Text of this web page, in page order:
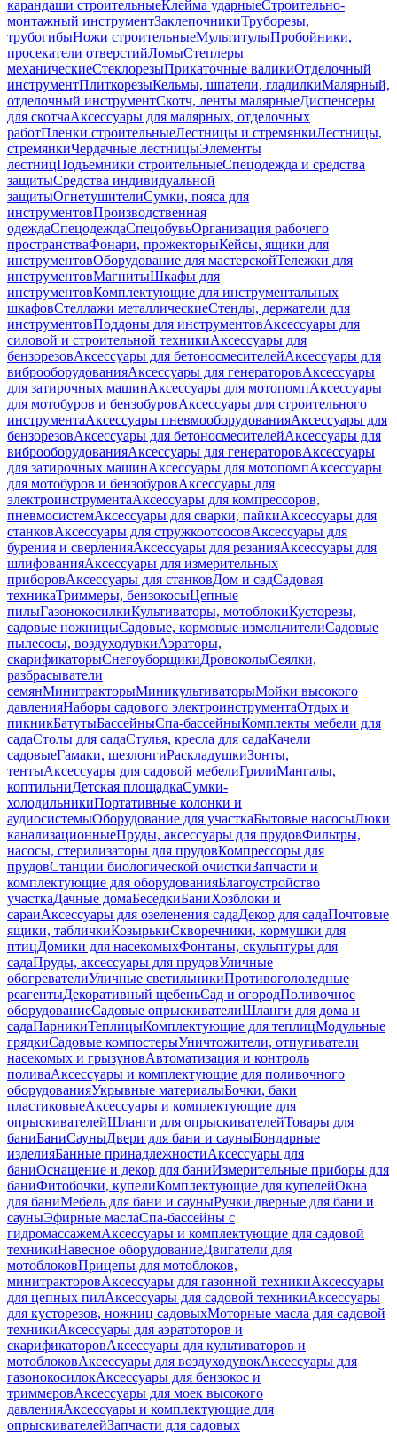
карандаши строительныеКлейма ударныеСтроительно-
монтажный инструментЗаклепочникиТруборезы,
трубогибыНожи строительныеМультитулыПробойники,
просекатели отверстийЛомыСтеплеры
механическиеСтеклорезыПрикаточные валикиОтделочный
инструментПлиткорезыКельмы, шпатели, гладилкиМалярный,
отделочный инструментСкотч, ленты малярныеДиспенсеры
для скотчаАксессуары для малярных, отделочных
работПленки строительныеЛестницы и стремянкиЛестницы,
стремянкиЧердачные лестницыЭлементы
лестницПодъемники строительныеСпецодежда и средства
защитыСредства индивидуальной
защитыОгнетушителиСумки, пояса для
инструментовПроизводственная
одеждаСпецодеждаСпецобувьОрганизация рабочего
пространстваФонари, прожекторыКейсы, ящики для
инструментовОборудование для мастерскойТележки для
инструментовМагнитыШкафы для
инструментовКомплектующие для инструментальных
шкафовСтеллажи металлическиеСтенды, держатели для
инструментовПоддоны для инструментовАксессуары для
силовой и строительной техникиАксессуары для
бензорезовАксессуары для бетоносмесителейАксессуары для
виброоборудованияАксессуары для генераторовАксессуары
для затирочных машинАксессуары для мотопомпАксессуары
для мотобуров и бензобуровАксессуары для строительного
инструментаАксессуары пневмооборудованияАксессуары для
бензорезовАксессуары для бетоносмесителейАксессуары для
виброоборудованияАксессуары для генераторовАксессуары
для затирочных машинАксессуары для мотопомпАксессуары
для мотобуров и бензобуровАксессуары для
электроинструментаАксессуары для компрессоров,
пневмосистемАксессуары для сварки, пайкиАксессуары для
станковАксессуары для стружкоотсосовАксессуары для
бурения и сверленияАксессуары для резанияАксессуары для
шлифованияАксессуары для измерительных
приборовАксессуары для станковДом и садСадовая
техникаТриммеры, бензокосыЦепные
пилыГазонокосилкиКультиваторы, мотоблокиКусторезы,
садовые ножницыСадовые, кормовые измельчителиСадовые
пылесосы, воздуходувкиАэраторы,
скарификаторыСнегоуборщикиДровоколыСеялки,
разбрасыватели
семянМинитракторыМиникультиваторыМойки высокого
давленияНаборы садового электроинструментаОтдых и
пикникБатутыБассейныСпа-бассейныКомплекты мебели для
садаСтолы для садаСтулья, кресла для садаКачели
садовыеГамаки, шезлонгиРаскладушкиЗонты,
тентыАксессуары для садовой мебелиГрилиМангалы,
коптильниДетская площадкаСумки-
холодильникиПортативные колонки и
аудиосистемыОборудование для участкаБытовые насосыЛюки
канализационныеПруды, аксессуары для прудовФильтры,
насосы, стерилизаторы для прудовКомпрессоры для
прудовСтанции биологической очисткиЗапчасти и
комплектующие для оборудованияБлагоустройство
участкаДачные домаБеседкиБаниХозблоки и
сараиАксессуары для озеленения садаДекор для садаПочтовые
ящики, табличкиКозырькиСкворечники, кормушки для
птицДомики для насекомыхФонтаны, скульптуры для
садаПруды, аксессуары для прудовУличные
обогревателиУличные светильникиПротивогололедные
реагентыДекоративный щебеньСад и огородПоливочное
оборудованиеСадовые опрыскивателиШланги для дома и
садаПарникиТеплицыКомплектующие для теплицМодульные
грядкиСадовые компостерыУничтожители, отпугиватели
насекомых и грызуновАвтоматизация и контроль
поливаАксессуары и комплектующие для поливочного
оборудованияУкрывные материалыБочки, баки
пластиковыеАксессуары и комплектующие для
опрыскивателейШланги для опрыскивателейТовары для
баниБаниСауныДвери для бани и сауныБондарные
изделияБанные принадлежностиАксессуары для
баниОснащение и декор для баниИзмерительные приборы для
баниФитобочки, купелиКомплектующие для купелейОкна
для баниМебель для бани и сауныРучки дверные для бани и
сауныЭфирные маслаСпа-бассейны с
гидромассажемАксессуары и комплектующие для садовой
техникиНавесное оборудованиеДвигатели для
мотоблоковПрицепы для мотоблоков,
минитракторовАксессуары для газонной техникиАксессуары
для цепных пилАксессуары для садовой техникиАксессуары
для кусторезов, ножниц садовыхМоторные масла для садовой
техникиАксессуары для аэратоторов и
скарификаторовАксессуары для культиваторов и
мотоблоковАксессуары для воздуходувокАксессуары для
газонокосилокАксессуары для бензокос и
триммеровАксессуары для моек высокого
давленияАксессуары и комплектующие для
опрыскивателейЗапчасти для садовых